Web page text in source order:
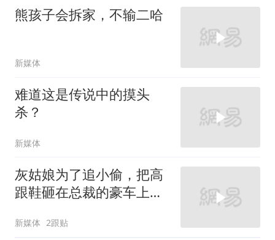
熊孩子会拆家，不输二哈
新媒体
难道这是传说中的摸头
杀？
新媒体
灰姑娘为了追小偷，把高
跟鞋砸在总裁的豪车上，
新媒体 2跟贴